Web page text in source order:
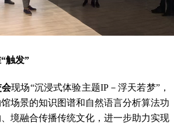
触发”
会现场“沉浸式体验主题IP－浮天若梦”，
场景的知识图谱和自然语言分析算法功
境融合传播传统文化，进一步助力实现